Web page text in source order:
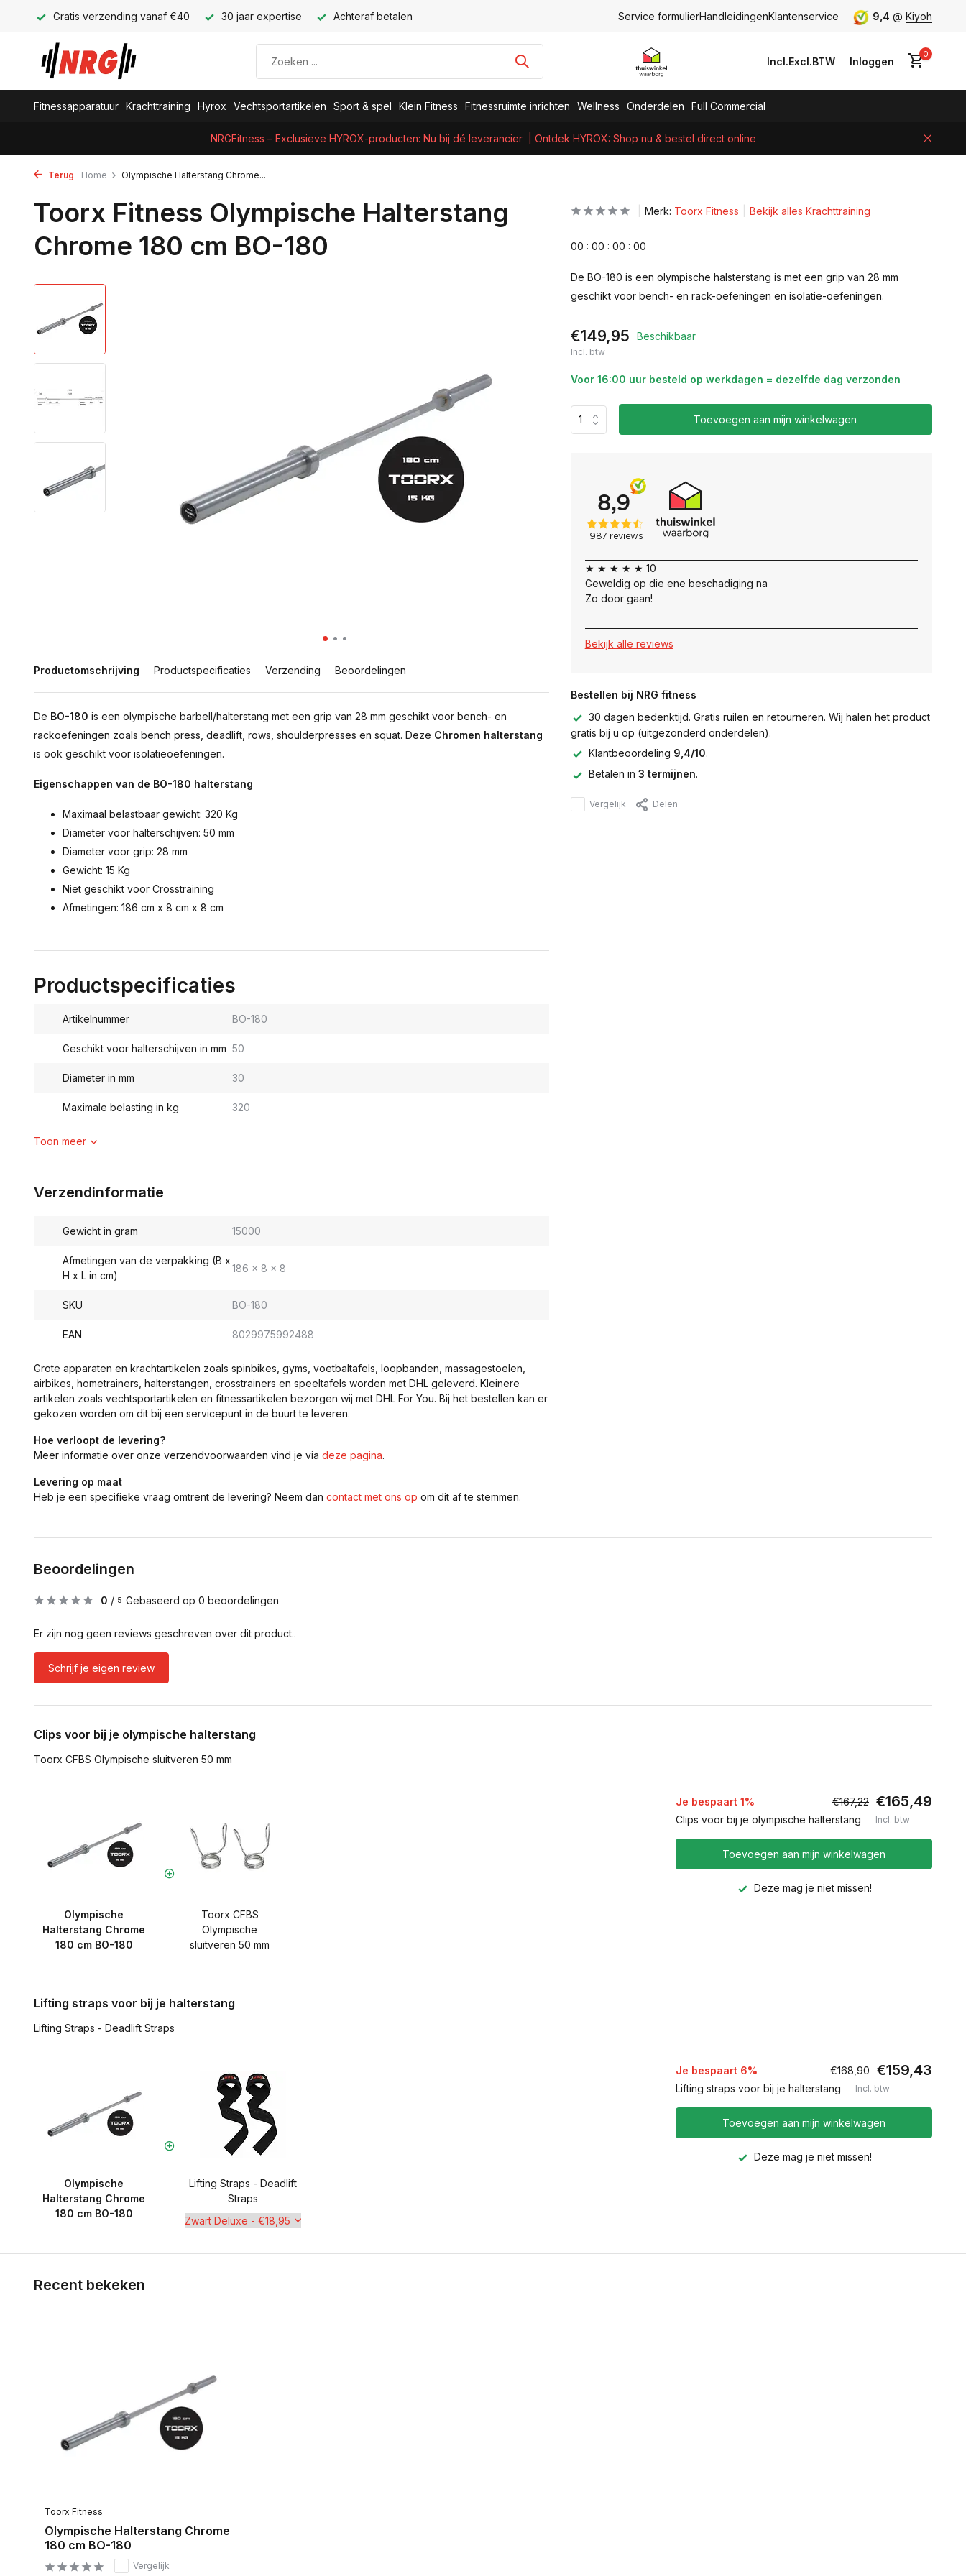
Gratis verzending vanaf €40 30 jaar expertise Achteraf betalen Service formulierHandleidingenKlantenservice 9,4 @ Kiyoh
Incl.Excl.BTW Inloggen
0
Fitnessapparatuur Krachttraining Hyrox Vechtsportartikelen Sport & spel Klein Fitness Fitnessruimte inrichten Wellness Onderdelen Full Commercial
NRGFitness – Exclusieve HYROX-producten: Nu bij dé leverancier | Ontdek HYROX: Shop nu & bestel direct online
Terug Home Olympische Halterstang Chrome...
Toorx Fitness Olympische Halterstang
Chrome 180 cm BO-180
Productomschrijving Productspecificaties Verzending Beoordelingen
De BO-180 is een olympische barbell/halterstang met een grip van 28 mm geschikt voor bench- en
rackoefeningen zoals bench press, deadlift, rows, shoulderpresses en squat. Deze Chromen halterstang
is ook geschikt voor isolatieoefeningen.
Eigenschappen van de BO-180 halterstang
Maximaal belastbaar gewicht: 320 Kg
Diameter voor halterschijven: 50 mm
Diameter voor grip: 28 mm
Gewicht: 15 Kg
Niet geschikt voor Crosstraining
Afmetingen: 186 cm x 8 cm x 8 cm
Productspecificaties
Artikelnummer BO-180
Geschikt voor halterschijven in mm 50
Diameter in mm 30
Maximale belasting in kg 320
Toon meer
Verzendinformatie
Gewicht in gram 15000
Afmetingen van de verpakking (B x
H x L in cm)
186 x 8 x 8
SKU BO-180
EAN 8029975992488
Grote apparaten en krachtartikelen zoals spinbikes, gyms, voetbaltafels, loopbanden, massagestoelen,
airbikes, hometrainers, halterstangen, crosstrainers en speeltafels worden met DHL geleverd. Kleinere
artikelen zoals vechtsportartikelen en fitnessartikelen bezorgen wij met DHL For You. Bij het bestellen kan er
gekozen worden om dit bij een servicepunt in de buurt te leveren.
Hoe verloopt de levering?
Meer informatie over onze verzendvoorwaarden vind je via deze pagina.
Levering op maat
Heb je een specifieke vraag omtrent de levering? Neem dan contact met ons op om dit af te stemmen.
Merk: Toorx Fitness Bekijk alles Krachttraining
00 : 00 : 00 : 00
De BO-180 is een olympische halsterstang is met een grip van 28 mm
geschikt voor bench- en rack-oefeningen en isolatie-oefeningen.
€149,95 Beschikbaar
Incl. btw
Voor 16:00 uur besteld op werkdagen = dezelfde dag verzonden
Toevoegen aan mijn winkelwagen
★ ★ ★ ★ ★ 10
Geweldig op die ene beschadiging na
Zo door gaan!
Bekijk alle reviews
Bestellen bij NRG fitness
30 dagen bedenktijd. Gratis ruilen en retourneren. Wij halen het product
gratis bij u op (uitgezonderd onderdelen).
Klantbeoordeling 9,4/10.
Betalen in 3 termijnen.
Vergelijk Delen
Beoordelingen
0 / 5 Gebaseerd op 0 beoordelingen
Er zijn nog geen reviews geschreven over dit product..
Schrijf je eigen review
Clips voor bij je olympische halterstang
Toorx CFBS Olympische sluitveren 50 mm
Olympische
Halterstang Chrome
180 cm BO-180
Toorx CFBS
Olympische
sluitveren 50 mm
Je bespaart 1% €167,22 €165,49
Clips voor bij je olympische halterstang Incl. btw
Toevoegen aan mijn winkelwagen
Deze mag je niet missen!
Lifting straps voor bij je halterstang
Lifting Straps - Deadlift Straps
Olympische
Halterstang Chrome
180 cm BO-180
Lifting Straps - Deadlift
Straps
Je bespaart 6% €168,90 €159,43
Lifting straps voor bij je halterstang Incl. btw
Toevoegen aan mijn winkelwagen
Deze mag je niet missen!
Recent bekeken
Toorx Fitness
Olympische Halterstang Chrome
180 cm BO-180
Vergelijk